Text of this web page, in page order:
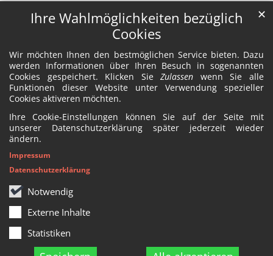
Ihre Wahlmöglichkeiten bezüglich
Cookies
Wir möchten Ihnen den bestmöglichen Service bieten. Dazu
werden Informationen über Ihren Besuch in sogenannten
Cookies gespeichert. Klicken SieZulassen wenn Sie alle
Funktionen dieser Website unter Verwendung spezieller
Cookies aktiveren möchten.
Ihre Cookie-Einstellungen können Sie auf der Seite mit
unserer Datenschutzerklärung später jederzeit wieder
ändern.
Notwendig
Externe Inhalte
Statistiken
✕
Impressum
Datenschutzerklärung